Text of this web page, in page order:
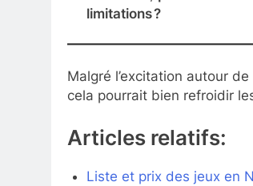
limitations ?
Malgré l’excitation autour
cela pourrait bien refroidir
Articles relatifs:
Liste et prix des jeux en